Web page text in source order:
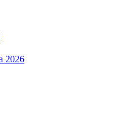
2026